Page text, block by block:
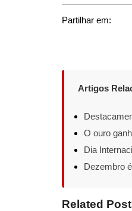
Partilhar em:
Artigos
O ouro
Dia
Dezembro
Related